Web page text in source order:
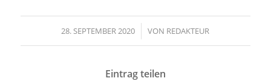
28. SEPTEMBER 2020
/ VON REDAKTEUR
Eintrag teilen